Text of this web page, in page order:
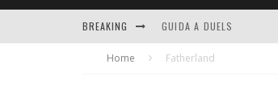
BREAKING GUIDA A DUELS
CONTRIBUTORS
Home Fatherland